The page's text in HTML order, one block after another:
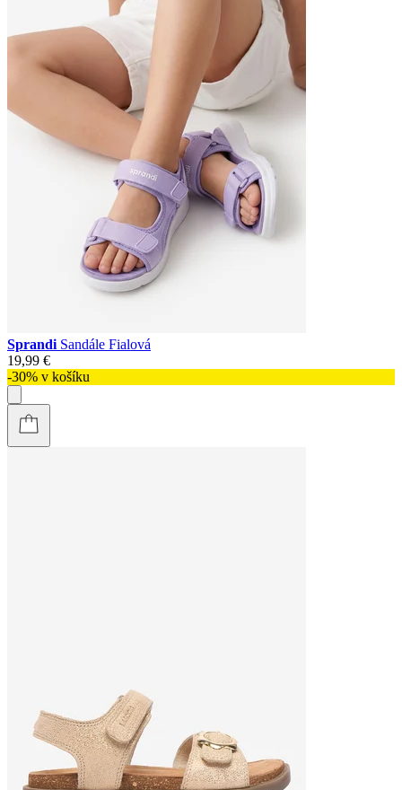
Sprandi Sandále Fialová
19,99 €
-30% v košíku